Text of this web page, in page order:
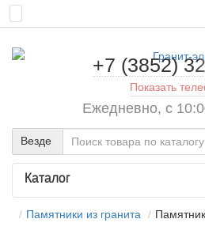
+7 (3852)
Показать
Ежедневно, с
Везде
Каталог
Памятники из гранита